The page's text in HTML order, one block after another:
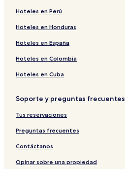
Hoteles en Perú
Hoteles en Honduras
Hoteles en España
Hoteles en Colombia
Hoteles en Cuba
Soporte y preguntas frecuentes
Tus reservaciones
Preguntas frecuentes
Contáctanos
Opinar sobre una propiedad